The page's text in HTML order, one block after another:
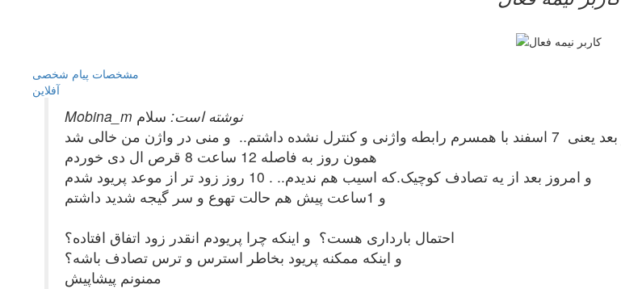
مشخصات پیام شخصی
آفلاين
Mobina_m نوشته است: سلام
همون روز به فاصله 12 ساعت 8 قرص ال دی خوردم
و امروز بعد از یه تصادف کوچیک.که اسیب هم ندیدم.. . 10 روز زود تر از موعد پریود شدم
و 1ساعت پیش هم حالت تهوع و سر گیجه شدید داشتم
احتمال بارداری هست؟ و اینکه چرا پریودم انقدر زود اتفاق افتاده؟
و اینکه ممکنه پریود بخاطر استرس و ترس تصادف باشه؟
ممنونم پیشاپیش